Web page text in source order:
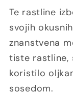
Te rastline
svojih
znanstvena
tiste rastline,
koristilo
sosedom.